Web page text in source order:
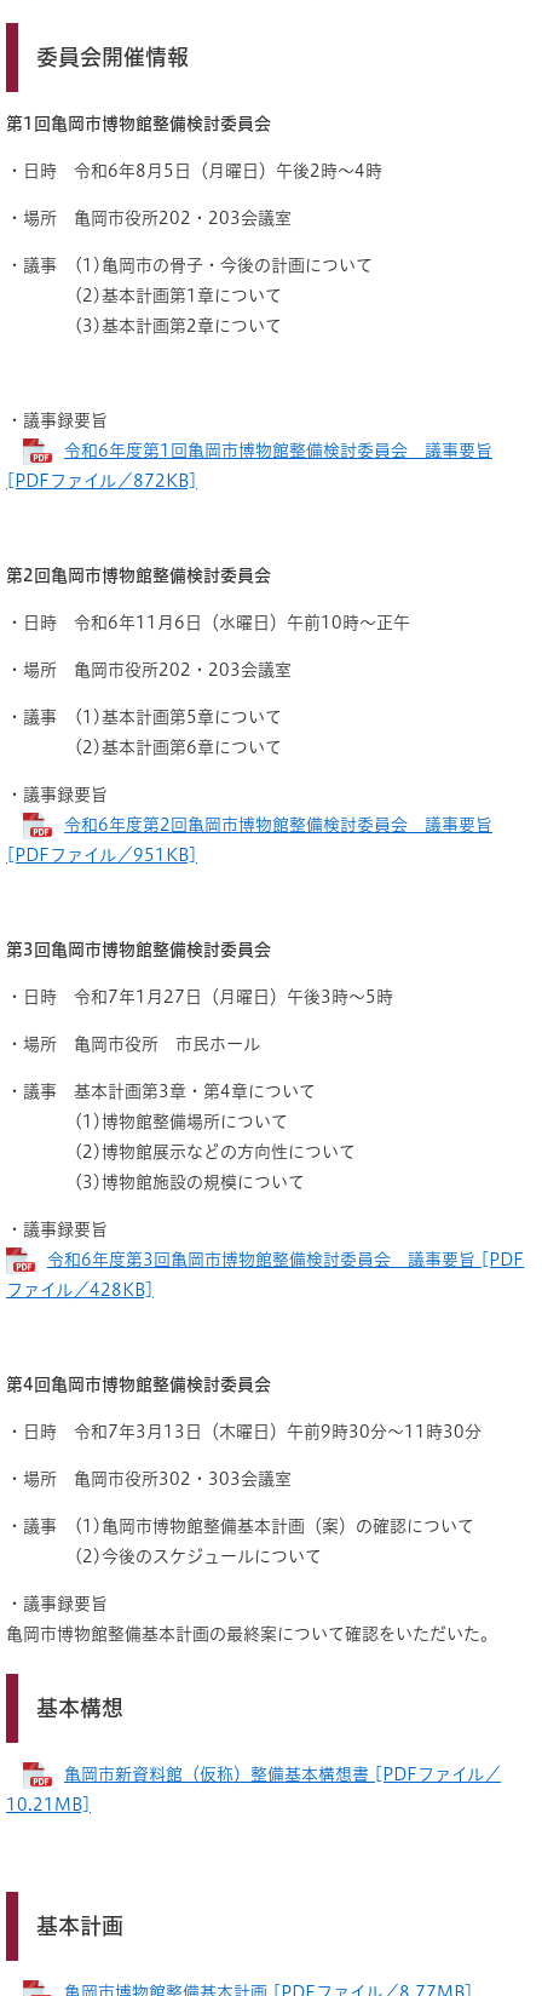
委員会開催情報
第1回亀岡市博物館整備検討委員会
・日時 令和6年8月5日（月曜日）午後2時～4時
・場所 亀岡市役所202・203会議室
・議事 (1)亀岡市の骨子・今後の計画について
(2)基本計画第1章について
(3)基本計画第2章について
・議事録要旨
令和6年度第1回亀岡市博物館整備検討委員会 議事要旨
[PDFファイル／872KB]
第2回亀岡市博物館整備検討委員会
・日時 令和6年11月6日（水曜日）午前10時～正午
・場所 亀岡市役所202・203会議室
・議事 (1)基本計画第5章について
(2)基本計画第6章について
・議事録要旨
令和6年度第2回亀岡市博物館整備検討委員会 議事要旨
[PDFファイル／951KB]
第3回亀岡市博物館整備検討委員会
・日時 令和7年1月27日（月曜日）午後3時～5時
・場所 亀岡市役所 市民ホール
・議事 基本計画第3章・第4章について
(1)博物館整備場所について
(2)博物館展示などの方向性について
(3)博物館施設の規模について
・議事録要旨
令和6年度第3回亀岡市博物館整備検討委員会 議事要旨 [PDF
ファイル／428KB]
第4回亀岡市博物館整備検討委員会
・日時 令和7年3月13日（木曜日）午前9時30分～11時30分
・場所 亀岡市役所302・303会議室
・議事 (1)亀岡市博物館整備基本計画（案）の確認について
(2)今後のスケジュールについて
・議事録要旨
亀岡市博物館整備基本計画の最終案について確認をいただいた。
基本構想
亀岡市新資料館（仮称）整備基本構想書 [PDFファイル／
10.21MB]
基本計画
亀岡市博物館整備基本計画 [PDFファイル／8.77MB]